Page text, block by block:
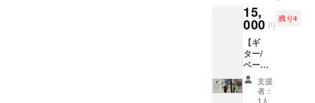
色をご
自身で
選択い
ただけ
るよう
にして
いただ
きまし
た。
ウゴ・
ゴー）
」
→「KY
OTANG
O GO！
ウタン
ゴ・
てどん
なとこ
ろ？」
と興味
を持っ
てくだ
さる方
にも気
い」と
いうバ
ンドと
の出会
いを大
切にし
たいと
考える
うこと
で、新
を踏み
出す機
会にし
ていた
だくこ
するこ
とがあ
ること
を、ご
了承く
ださい
ませ。
※また
ト） イ
ンター
ネット
でたま
たま
知った
「x
azuroy
x」。
15,
000 円
残り4
【ギ
ター/
ベース
用スト
ラップ
セット
支援
者：
1人